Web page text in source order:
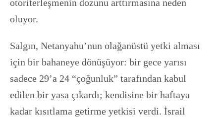
otoriterleşmenin dozunu arttırmasına neden
oluyor.
Salgın, Netanyahu’nun olağanüstü yetki alması
için bir bahaneye dönüşüyor: bir gece yarısı
sadece 29’a 24 “çoğunluk” tarafından kabul
edilen bir yasa çıkardı; kendisine bir haftaya
kadar kısıtlama getirme yetkisi verdi. İsrail